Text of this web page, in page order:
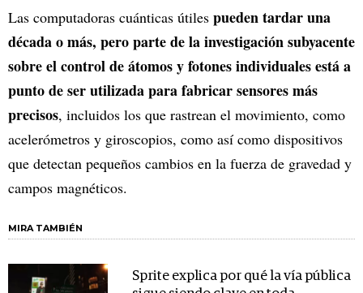
Las computadoras cuánticas útiles pueden tardar una
década o más, pero parte de la investigación subyacente
sobre el control de átomos y fotones individuales está a
punto de ser utilizada para fabricar sensores más
precisos, incluidos los que rastrean el movimiento, como
acelerómetros y giroscopios, como así como dispositivos
que detectan pequeños cambios en la fuerza de gravedad y
campos magnéticos.
MIRA TAMBIÉN
Sprite explica por qué la vía pública